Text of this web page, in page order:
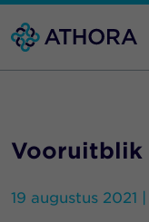
Vooruitblik
19 augustus 2021